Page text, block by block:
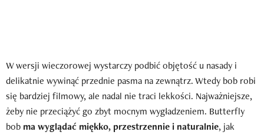
W wersji wieczorowej wystarczy podbić objętość u nasady i
delikatnie wywinąć przednie pasma na zewnątrz. Wtedy bob robi
się bardziej filmowy, ale nadal nie traci lekkości. Najważniejsze,
żeby nie przeciążyć go zbyt mocnym wygładzeniem. Butterfly
bob ma wyglądać miękko, przestrzennie i naturalnie, jak